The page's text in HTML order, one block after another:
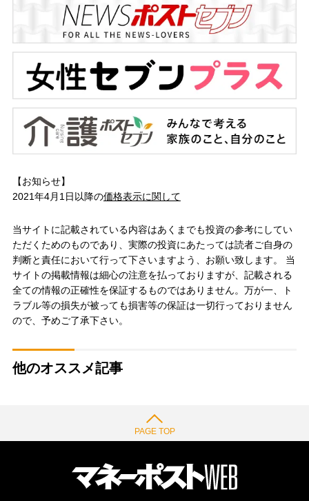
【お知らせ】
2021年4月1日以降の価格表示に関して
当サイトに記載されている内容はあくまでも投資の参考にしてい
ただくためのものであり、実際の投資にあたっては読者ご自身の
判断と責任において行って下さいますよう、お願い致します。 当
サイトの掲載情報は細心の注意を払っておりますが、記載される
全ての情報の正確性を保証するものではありません。万が一、ト
ラブル等の損失が被っても損害等の保証は一切行っておりません
ので、予めご了承下さい。
他のオススメ記事
PAGE TOP